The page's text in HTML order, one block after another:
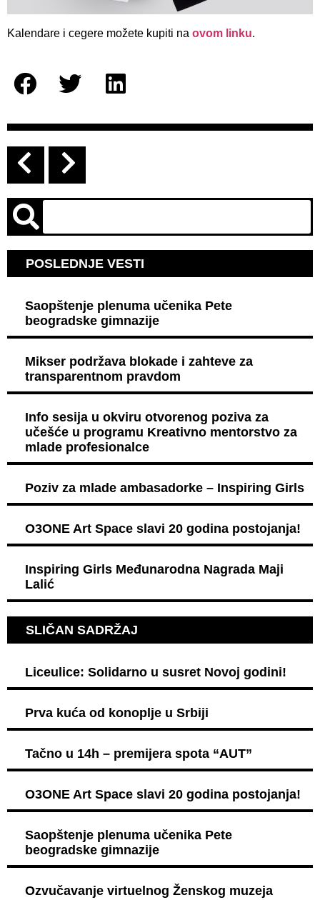
Kalendare i cegere možete kupiti na ovom linku.
POSLEDNJE VESTI
Saopštenje plenuma učenika Pete
beogradske gimnazije
Mikser podržava blokade i zahteve za
transparentnom pravdom
Info sesija u okviru otvorenog poziva za
učešće u programu Kreativno mentorstvo za
mlade profesionalce
Poziv za mlade ambasadorke – Inspiring Girls
O3ONE Art Space slavi 20 godina postojanja!
Inspiring Girls Međunarodna Nagrada Maji
Lalić
SLIČAN SADRŽAJ
Liceulice: Solidarno u susret Novoj godini!
Prva kuća od konoplje u Srbiji
Tačno u 14h – premijera spota “AUT”
O3ONE Art Space slavi 20 godina postojanja!
Saopštenje plenuma učenika Pete
beogradske gimnazije
Ozvučavanje virtuelnog Ženskog muzeja